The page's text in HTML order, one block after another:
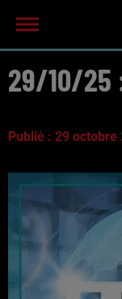
29/10/25 :
Publié : 29 octobre